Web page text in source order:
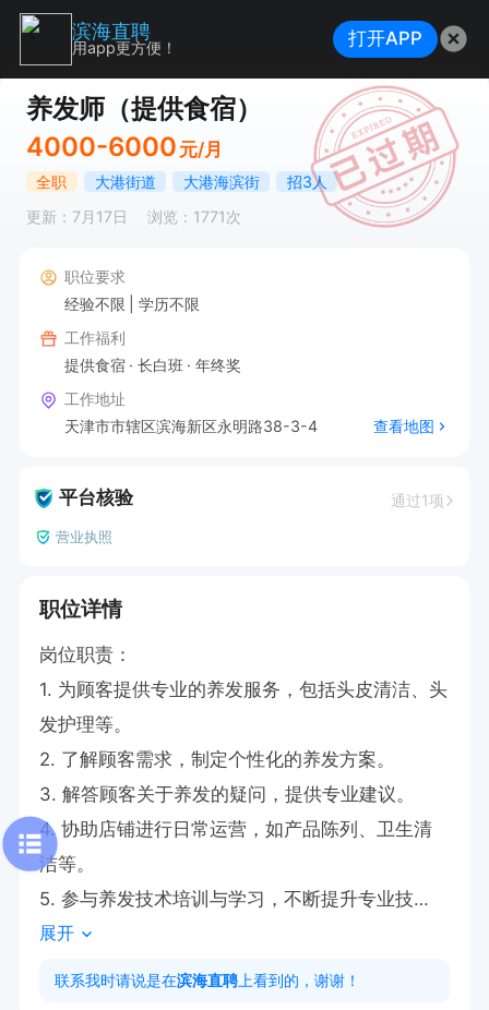
养发师（提供食宿）
4000-6000 元/月
全职 大港街道 大港海滨街
招3人
更新：7月17日
浏览：1771次
职位要求
经验不限
学历不限
工作福利
提供食宿
长白班
年终奖
工作地址
天津市市辖区滨海新区永明路38-3-4
查看地图
平台核验 通过1项
营业执照
职位详情
岗位职责：
1. 为顾客提供专业的养发服务，包括头皮清洁、头
发护理等。
2. 了解顾客需求，制定个性化的养发方案。
3. 解答顾客关于养发的疑问，提供专业建议。
4. 协助店铺进行日常运营，如产品陈列、卫生清
洁等。
5. 参与养发技术培训与学习，不断提升专业技
能。
展开
联系我时请说是在滨海直聘 上看到的，谢谢！
滨海直聘
用app更方便！ 打开APP